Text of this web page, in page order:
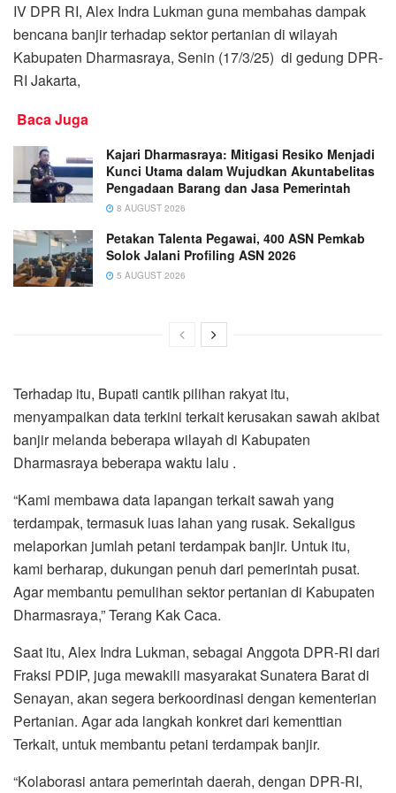
IV DPR RI, Alex Indra Lukman guna membahas dampak
bencana banjir terhadap sektor pertanian di wilayah
Kabupaten Dharmasraya, Senin (17/3/25) di gedung DPR-
RI Jakarta,
Baca Juga
Kajari Dharmasraya: Mitigasi Resiko Menjadi
Kunci Utama dalam Wujudkan Akuntabelitas
Pengadaan Barang dan Jasa Pemerintah
8 AUGUST 2026
Petakan Talenta Pegawai, 400 ASN Pemkab
Solok Jalani Profiling ASN 2026
5 AUGUST 2026
Terhadap itu, Bupati cantik pilihan rakyat itu,
menyampaikan data terkini terkait kerusakan sawah akibat
banjir melanda beberapa wilayah di Kabupaten
Dharmasraya beberapa waktu lalu .
“Kami membawa data lapangan terkait sawah yang
terdampak, termasuk luas lahan yang rusak. Sekaligus
melaporkan jumlah petani terdampak banjir. Untuk itu,
kami berharap, dukungan penuh dari pemerintah pusat.
Agar membantu pemulihan sektor pertanian di Kabupaten
Dharmasraya,” Terang Kak Caca.
Saat itu, Alex Indra Lukman, sebagai Anggota DPR-RI dari
Fraksi PDIP, juga mewakili masyarakat Sunatera Barat di
Senayan, akan segera berkoordinasi dengan kementerian
Pertanian. Agar ada langkah konkret dari kementtian
Terkait, untuk membantu petani terdampak banjir.
“Kolaborasi antara pemerintah daerah, dengan DPR-RI,